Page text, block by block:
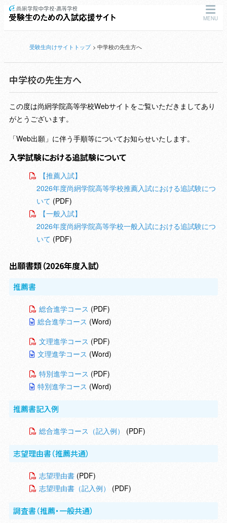
MENU
受験生向けサイトトップ 中学校の先生方へ
中学校の先生方へ
この度は尚絅学院高等学校Webサイトをご覧いただきましてあり
がとうございます。
「Web出願」に伴う手順等についてお知らせいたします。
入学試験における追試験について
【推薦入試】
2026年度尚絅学院高等学校推薦入試における追試験につ
いて (PDF)
【一般入試】
2026年度尚絅学院高等学校一般入試における追試験につ
いて (PDF)
出願書類（2026年度入試）
推薦書
総合進学コース (PDF)
総合進学コース (Word)
文理進学コース (PDF)
文理進学コース (Word)
特別進学コース (PDF)
特別進学コース (Word)
推薦書記入例
総合進学コース（記入例） (PDF)
志望理由書（推薦共通）
志望理由書 (PDF)
志望理由書（記入例）
(PDF)
調査書（推薦・一般共通）